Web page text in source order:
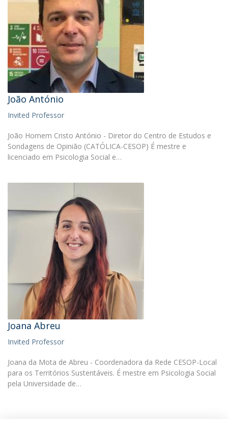
João António
Invited Professor
João Homem Cristo António - Diretor do Centro de Estudos e
Sondagens de Opinião (CATÓLICA-CESOP) É mestre e
licenciado em Psicologia Social e…
Joana Abreu
Invited Professor
Joana da Mota de Abreu - Coordenadora da Rede CESOP-Local
para os Territórios Sustentáveis. É mestre em Psicologia Social
pela Universidade de…